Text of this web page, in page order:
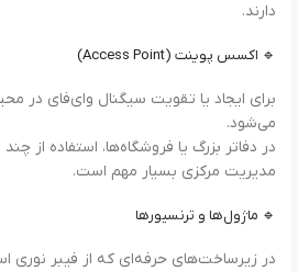
دارند.
🔹 اکسس پوینت (Access Point)
برای ایجاد یا تقویت سیگنال وای‌فای در
می‌شود.
در دفاتر بزرگ یا فروشگاه‌ها، استفاده از
مدیریت مرکزی بسیار مهم است.
🔹 ماژول‌ها و ترنسیور‌ها
در زیرساخت‌های حرفه‌ای که از فیبر نوری